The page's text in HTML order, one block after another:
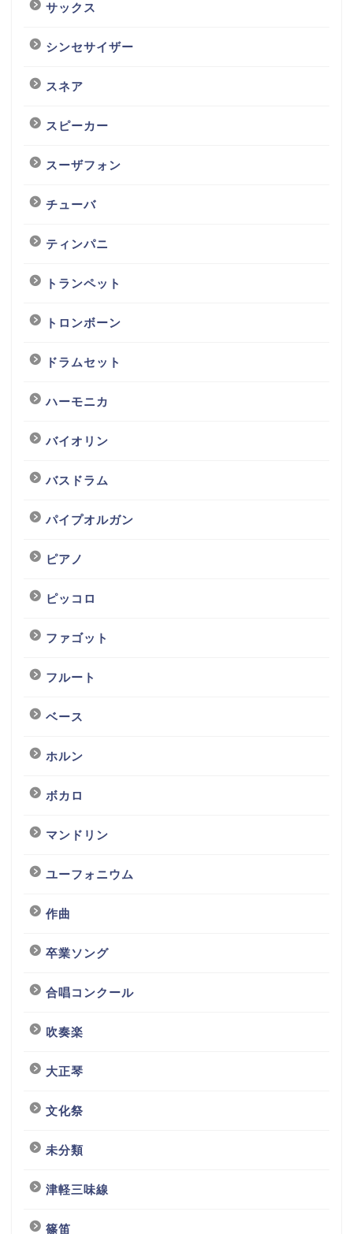
サックス
シンセサイザー
スネア
スピーカー
スーザフォン
チューバ
ティンパニ
トランペット
トロンボーン
ドラムセット
ハーモニカ
バイオリン
バスドラム
パイプオルガン
ピアノ
ピッコロ
ファゴット
フルート
ベース
ホルン
ボカロ
マンドリン
ユーフォニウム
作曲
卒業ソング
合唱コンクール
吹奏楽
大正琴
文化祭
未分類
津軽三味線
篠笛